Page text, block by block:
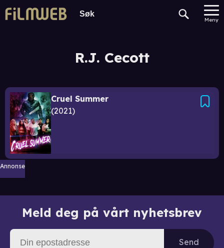
Meny
R.J. Cecott
Cruel Summer
2021
Annonse
Meld deg på vårt nyhetsbrev
Send